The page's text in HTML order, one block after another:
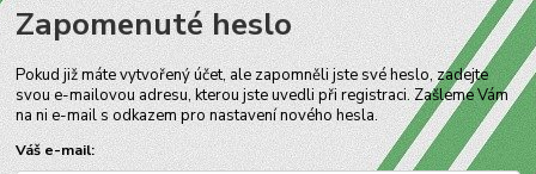
Zapomenuté heslo
Pokud již máte vytvořený účet, ale zapomněli jste své heslo, zadejte
svou e-mailovou adresu, kterou jste uvedli při registraci. Zašleme Vám
na ni e-mail s odkazem pro nastavení nového hesla.
Váš e-mail: